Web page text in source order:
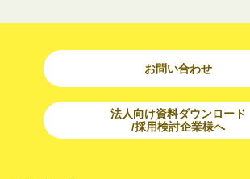
お問い合わせ
法人向け資料ダウンロード
/採用検討企業様へ